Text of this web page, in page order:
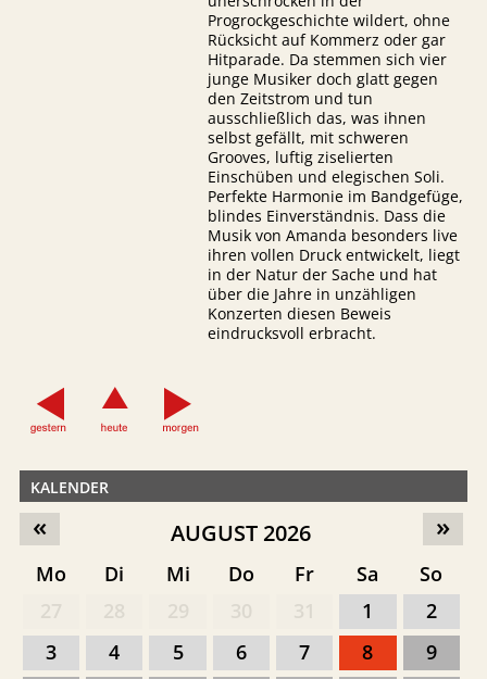
Progrockgeschichte wildert, ohne
Rücksicht auf Kommerz oder gar
Hitparade. Da stemmen sich vier
junge Musiker doch glatt gegen
den Zeitstrom und tun
ausschließlich das, was ihnen
selbst gefällt, mit schweren
Grooves, luftig ziselierten
Einschüben und elegischen Soli.
Perfekte Harmonie im Bandgefüge,
blindes Einverständnis. Dass die
Musik von Amanda besonders live
ihren vollen Druck entwickelt, liegt
in der Natur der Sache und hat
über die Jahre in unzähligen
Konzerten diesen Beweis
eindrucksvoll erbracht.
KALENDER
»
« AUGUST 2026
Mo Di Mi Do Fr Sa
So
1
2
3
4 5 6 7 8
9